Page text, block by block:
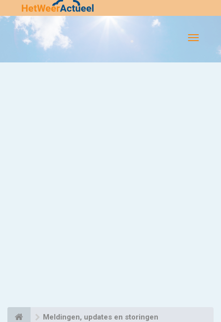
Flip-
Meldingen, updates en storingen